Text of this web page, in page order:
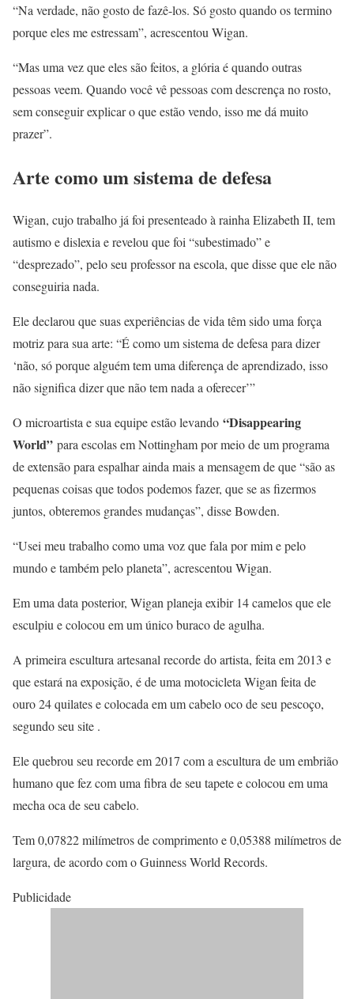
“Na verdade, não gosto de fazê-los. Só gosto quando os termino
porque eles me estressam”, acrescentou Wigan.
“Mas uma vez que eles são feitos, a glória é quando outras
pessoas veem. Quando você vê pessoas com descrença no rosto,
sem conseguir explicar o que estão vendo, isso me dá muito
prazer”.
Arte como um sistema de defesa
Wigan, cujo trabalho já foi presenteado à rainha Elizabeth II, tem
autismo e dislexia e revelou que foi “subestimado” e
“desprezado”, pelo seu professor na escola, que disse que ele não
conseguiria nada.
Ele declarou que suas experiências de vida têm sido uma força
motriz para sua arte: “É como um sistema de defesa para dizer
‘não, só porque alguém tem uma diferença de aprendizado, isso
não significa dizer que não tem nada a oferecer’”
O microartista e sua equipe estão levando “Disappearing
World” para escolas em Nottingham por meio de um programa
de extensão para espalhar ainda mais a mensagem de que “são as
pequenas coisas que todos podemos fazer, que se as fizermos
juntos, obteremos grandes mudanças”, disse Bowden.
“Usei meu trabalho como uma voz que fala por mim e pelo
mundo e também pelo planeta”, acrescentou Wigan.
Em uma data posterior, Wigan planeja exibir 14 camelos que ele
esculpiu e colocou em um único buraco de agulha.
A primeira escultura artesanal recorde do artista, feita em 2013 e
que estará na exposição, é de uma motocicleta Wigan feita de
ouro 24 quilates e colocada em um cabelo oco de seu pescoço,
segundo seu site .
Ele quebrou seu recorde em 2017 com a escultura de um embrião
humano que fez com uma fibra de seu tapete e colocou em uma
mecha oca de seu cabelo.
Tem 0,07822 milímetros de comprimento e 0,05388 milímetros de
largura, de acordo com o Guinness World Records.
Publicidade